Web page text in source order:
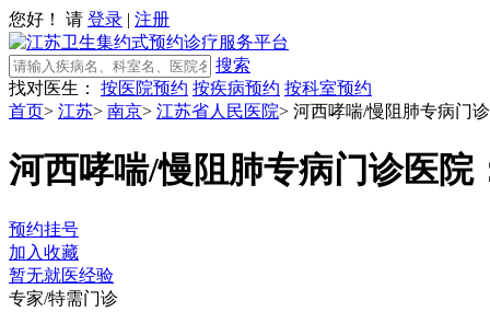
您好！ 请 登录 | 注册
搜索
找对医生：
按医院预约 按疾病预约 按科室预约
首页> 江苏> 南京> 江苏省人民医院> 河西哮喘/慢阻肺专病门诊
河西哮喘/慢阻肺专病门诊医院
预约挂号
加入收藏
暂无就医经验
专家/特需门诊